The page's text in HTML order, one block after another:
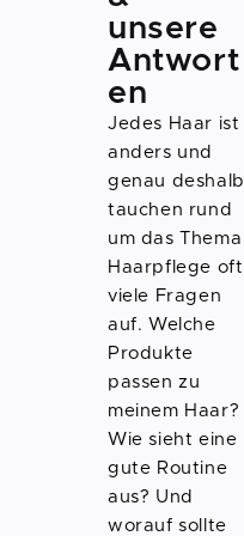
unsere
Antwort
en
Jedes Haar ist
anders und
genau deshalb
tauchen rund
um das Thema
Haarpflege oft
viele Fragen
auf. Welche
Produkte
passen zu
meinem Haar?
Wie sieht eine
gute Routine
aus? Und
worauf sollte